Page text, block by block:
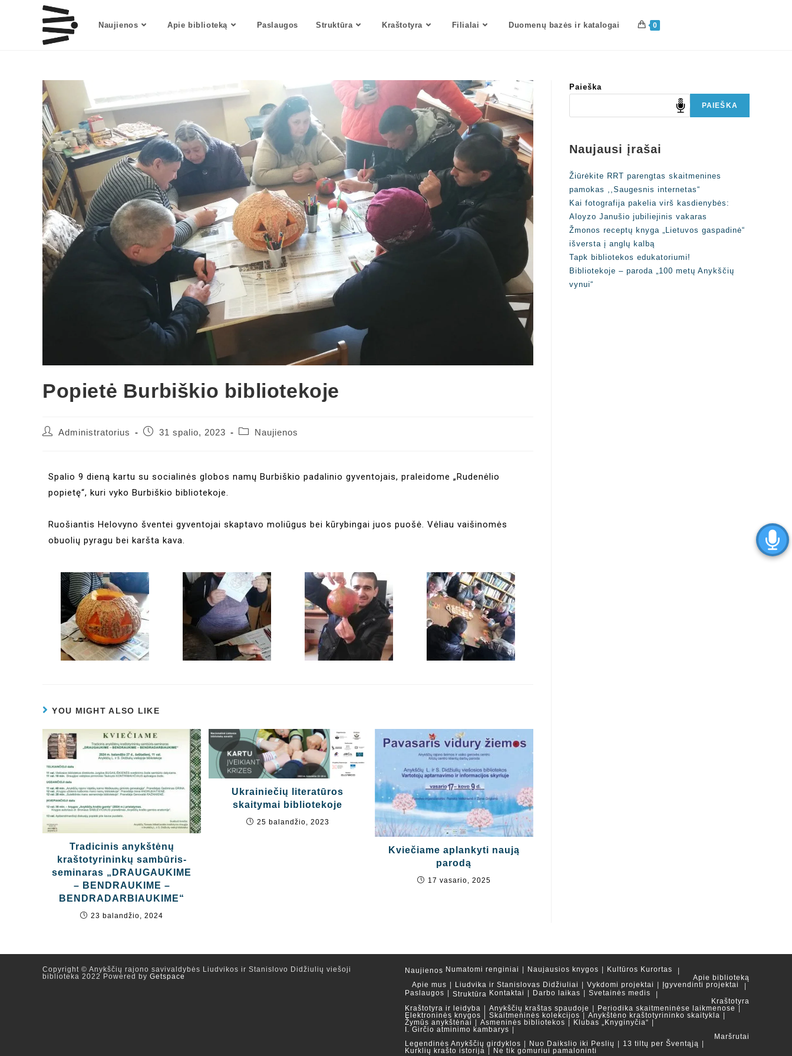
Naujienos Apie biblioteką Paslaugos Struktūra Kraštotyra Filialai Duomenų bazės ir katalogai 0
Popietė Burbiškio bibliotekoje
Administratorius 31 spalio, 2023 Naujienos
Spalio 9 dieną kartu su socialinės globos namų Burbiškio padalinio gyventojais, praleidome „Rudenėlio
popietę“, kuri vyko Burbiškio bibliotekoje.
Ruošiantis Helovyno šventei gyventojai skaptavo moliūgus bei kūrybingai juos puošė. Vėliau vaišinomės
obuolių pyragu bei karšta kava.
YOU MIGHT ALSO LIKE
Tradicinis anykštėnų
kraštotyrininkų sambūris-
seminaras „DRAUGAUKIME
– BENDRAUKIME –
BENDRADARBIAUKIME“
23 balandžio, 2024
Ukrainiečių literatūros
skaitymai bibliotekoje
25 balandžio, 2023
Kviečiame aplankyti naują
parodą
17 vasario, 2025
Paieška
PAIEŠKA
Naujausi įrašai
Žiūrėkite RRT parengtas skaitmenines
pamokas ,,Saugesnis internetas“
Kai fotografija pakelia virš kasdienybės:
Aloyzo Janušio jubiliejinis vakaras
Žmonos receptų knyga „Lietuvos gaspadinė“
išversta į anglų kalbą
Tapk bibliotekos edukatoriumi!
Bibliotekoje – paroda „100 metų Anykščių
vynui“
Naujienos Numatomi renginiai Naujausios knygos
Kultūros Kurortas
Apie biblioteką
Apie mus
Liudvika ir Stanislovas Didžiuliai Vykdomi projektai
Įgyvendinti projektai
Paslaugos
Struktūra Kontaktai Darbo laikas
Svetainės medis
Kraštotyra
Kraštotyra ir leidyba
Anykščių kraštas spaudoje
Periodika skaitmeninėse laikmenose
Elektroninės knygos
Skaitmeninės kolekcijos
Anykštėno kraštotyrininko skaitykla
Žymūs anykštėnai
Asmeninės bibliotekos
Klubas „Knyginyčia“
I. Girčio atminimo kambarys
Maršrutai
Legendinės Anykščių girdyklos
Nuo Daikslio iki Peslių
13 tiltų per Šventąją
Kurklių krašto istorija
Ne tik gomuriui pamaloninti
Copyright © Anykščių rajono savivaldybės Liudvikos ir Stanislovo Didžiulių viešoji
biblioteka 2022 Powered by Getspace